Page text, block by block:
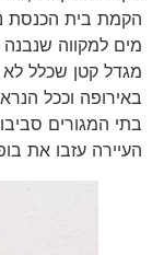
הקמת בית הכנסת
מים למקווה שנבנה
מגדל קטן שכלל לא
באירופה וככל
בתי המגורים סביבו.
העיירה עזבו את